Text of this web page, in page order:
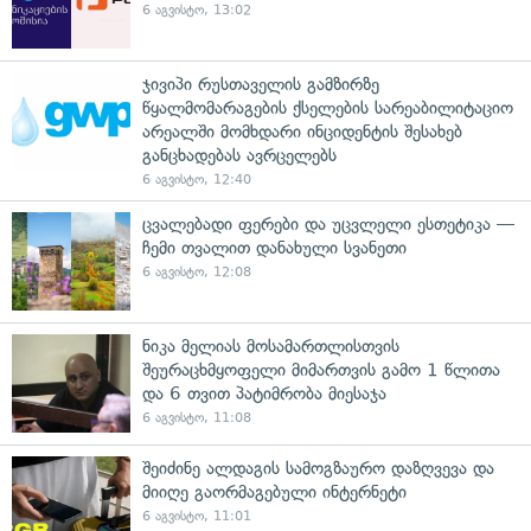
6 აგვისტო, 13:02
ჯივიპი რუსთაველის გამზირზე
წყალმომარაგების ქსელების სარეაბილიტაციო
არეალში მომხდარი ინციდენტის შესახებ
განცხადებას ავრცელებს
6 აგვისტო, 12:40
ცვალებადი ფერები და უცვლელი ესთეტიკა —
ჩემი თვალით დანახული სვანეთი
6 აგვისტო, 12:08
ნიკა მელიას მოსამართლისთვის
შეურაცხმყოფელი მიმართვის გამო 1 წლითა
და 6 თვით პატიმრობა მიესაჯა
6 აგვისტო, 11:08
შეიძინე ალდაგის სამოგზაურო დაზღვევა და
მიიღე გაორმაგებული ინტერნეტი
6 აგვისტო, 11:01